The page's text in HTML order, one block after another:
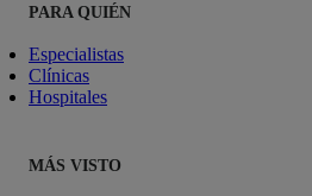
PARA QUIÉN
Especialistas
Clínicas
Hospitales
MÁS VISTO